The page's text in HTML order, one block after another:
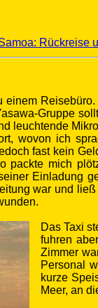
Rückreise
einem
Gruppe
leuchtende
wovon ich
fast kein
packte mich
Einladung
war und
Das Taxi
fuhren
Zimmer
Personal
kurze
Meer, an